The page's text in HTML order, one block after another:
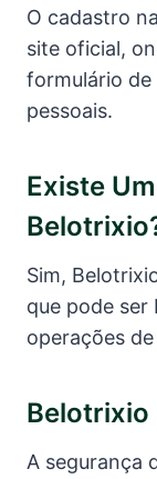
O cadastro
site oficial,
formulário
pessoais.
Existe
Sim,
que pode ser
operações
Belotrixio
A segurança